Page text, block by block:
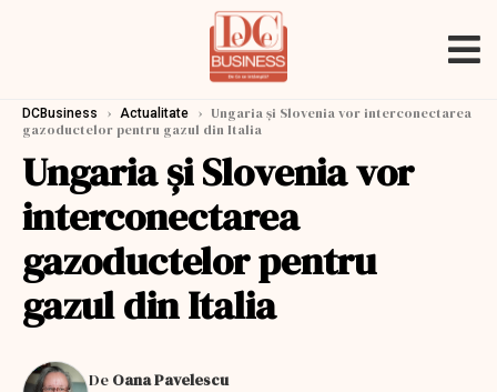
DCBusiness › Actualitate › Ungaria și Slovenia vor interconectarea
gazoductelor pentru gazul din Italia
Ungaria și Slovenia vor
interconectarea
gazoductelor pentru
gazul din Italia
De Oana Pavelescu